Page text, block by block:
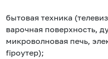
бытовая техника
варочная поверхность,
микроволновая печь,
fiроутер);